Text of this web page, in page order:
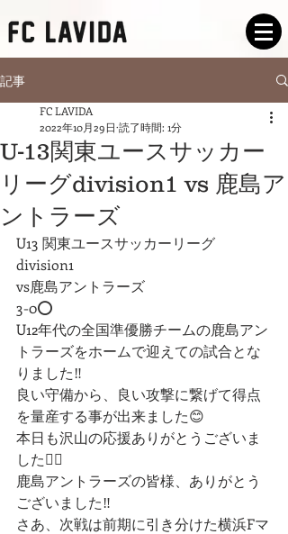
記事
U-13関東ユースサッカー
リーグdivision1 vs 鹿島ア
ントラーズ
FC LAVIDA
2022年10月29日 読了時間: 1分
U13 関東ユースサッカーリーグ
division1
vs鹿島アントラーズ
3-0⭕️
U12年代の全国準優勝チームの鹿島アン
トラーズをホームで迎えての試合とな
りました‼️
良い守備から、良い攻撃に繋げて得点
を量産する事が出来ました😊
本日も沢山の応援ありがとうございま
した🙇‍♂️
鹿島アントラーズの皆様、ありがとう
ございました‼️
さあ、次戦は前期に引き分けた横浜Fマ